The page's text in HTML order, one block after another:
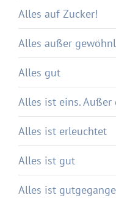
Alles auf Zucker!
Alles außer
Alles gut
Alles ist eins. Außer
Alles ist erleuchtet
Alles ist gut
Alles ist